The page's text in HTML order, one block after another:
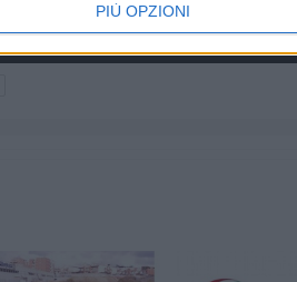
PIÙ OPZIONI